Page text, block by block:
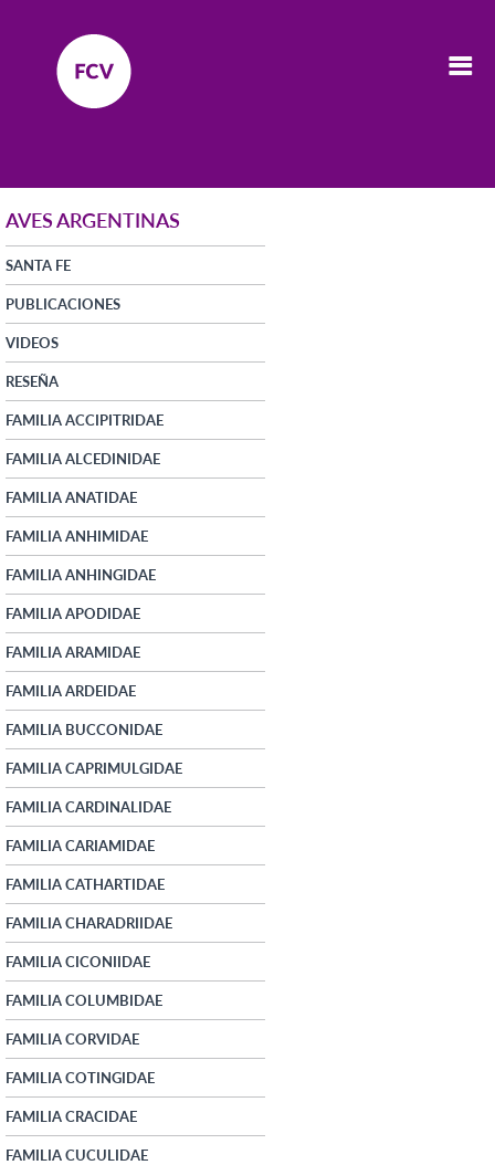
AVES ARGENTINAS
SANTA FE
PUBLICACIONES
VIDEOS
RESEÑA
FAMILIA ACCIPITRIDAE
FAMILIA ALCEDINIDAE
FAMILIA ANATIDAE
FAMILIA ANHIMIDAE
FAMILIA ANHINGIDAE
FAMILIA APODIDAE
FAMILIA ARAMIDAE
FAMILIA ARDEIDAE
FAMILIA BUCCONIDAE
FAMILIA CAPRIMULGIDAE
FAMILIA CARDINALIDAE
FAMILIA CARIAMIDAE
FAMILIA CATHARTIDAE
FAMILIA CHARADRIIDAE
FAMILIA CICONIIDAE
FAMILIA COLUMBIDAE
FAMILIA CORVIDAE
FAMILIA COTINGIDAE
FAMILIA CRACIDAE
FAMILIA CUCULIDAE